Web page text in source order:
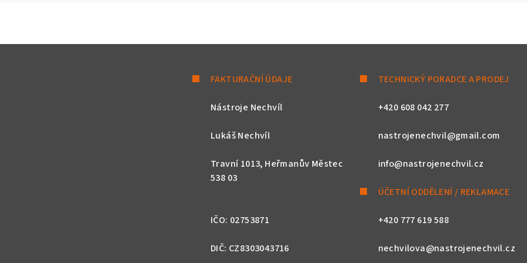
FAKTURAČNÍ ÚDAJE
Nástroje Nechvíl
Lukáš Nechvíl
Travní 1013, Heřmanův Městec
538 03
IČO: 02753871
DIČ: CZ8303043716
TECHNICKÝ PORADCE A PRODEJ
+420 608 042 277
nastrojenechvil@gmail.com
info@nastrojenechvil.cz
ÚČETNÍ ODDĚLENÍ / REKLAMACE
+420 777 619 588
nechvilova@nastrojenechvil.cz